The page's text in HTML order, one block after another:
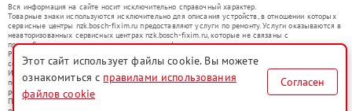
Вся информация на сайте носит исключительно справочный характер.
Товарные знаки используются исключительно для описания устройств, в отношении которых
сервисные центры nzk.bosch-fixim.ru предоставляют услуги по ремонту. Услуги оказываются в
неавторизованных сервисных центрах nzk.bosch-fixim.ru, которые не связаны с
правообладателями товарных знаков или их официальными представителями.
Ремонт осуществляется для устройств, уже введенных в гражданский оборот в соответствии
со статьей 1487 ГК РФ.
Использование товарных знаков не преследует цели индивидуализации услуг или введения
потребителей в заблуждение, а служит для информирования о предоставляемых услугах по
ремонту техники указанных брендов.
Представленная на сайте информация не является публичной офертой, определяемой
Этот сайт использует файлы cookie. Вы можете
ознакомиться с правилами использования
файлов cookie
Согласен